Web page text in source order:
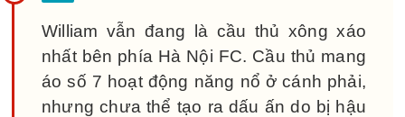
William vẫn đang là cầu thủ xông xáo
nhất bên phía Hà Nội FC. Cầu thủ mang
áo số 7 hoạt động năng nổ ở cánh phải,
nhưng chưa thể tạo ra dấu ấn do bị hậu